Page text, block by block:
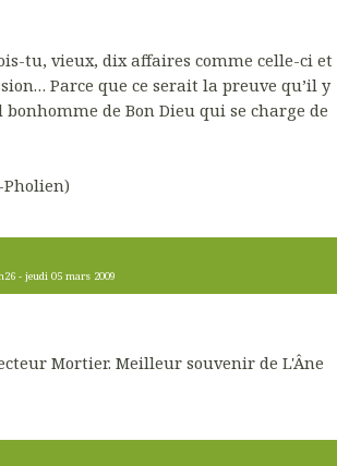
tu, vieux, dix affaires comme celle-ci et
Parce que ce serait la preuve qu’il y
de Bon Dieu qui se charge de
-jeudi 05 mars 2009
Mortier. Meilleur souvenir de L'Âne